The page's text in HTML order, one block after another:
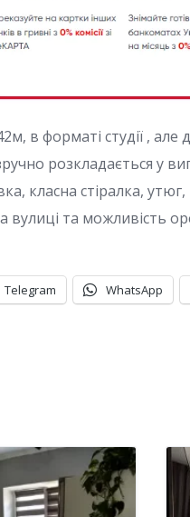
в форматі студії ,
розкладається у
класна стіралка,
вулиці та можливість
Telegram WhatsApp